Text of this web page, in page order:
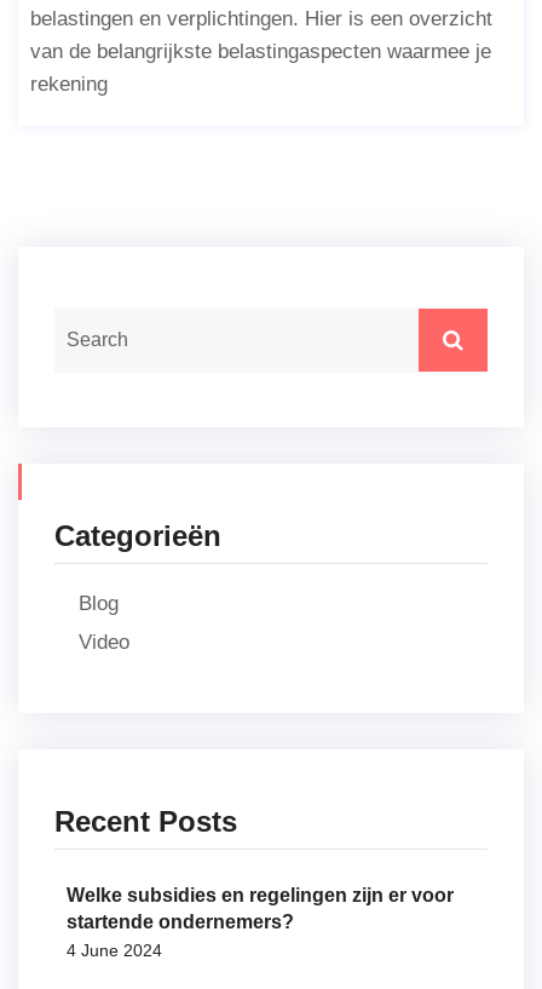
belastingen en verplichtingen. Hier is een overzicht
van de belangrijkste belastingaspecten waarmee je
rekening
Categorieën
Blog
Video
Recent Posts
Welke subsidies en regelingen zijn er voor
startende ondernemers?
4 June 2024